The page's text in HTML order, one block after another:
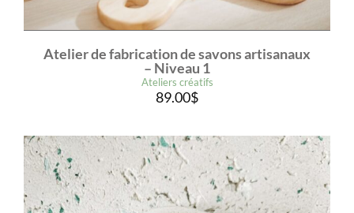
Atelier de fabrication de savons artisanaux
– Niveau 1
Ateliers créatifs
89.00$